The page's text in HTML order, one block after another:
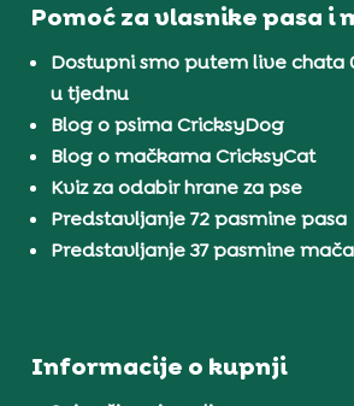
Pomoć za vlasnike pasa i
Dostupni smo putem live chata
u tjednu
Blog o psima CricksyDog
Blog o mačkama CricksyCat
Kviz za odabir hrane za pse
Predstavljanje 72 pasmine pasa
Predstavljanje 37 pasmine
Informacije o kupnji